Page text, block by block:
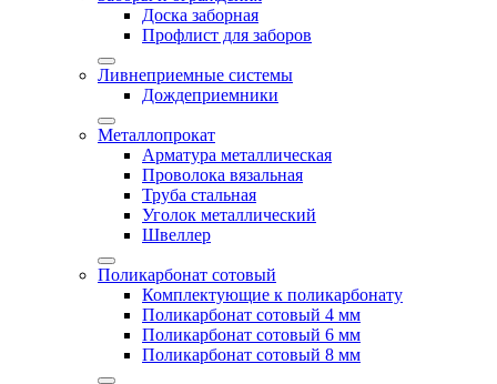
Доска заборная
Профлист для заборов
Ливнеприемные системы
Дождеприемники
Металлопрокат
Арматура металлическая
Проволока вязальная
Труба стальная
Уголок металлический
Швеллер
Поликарбонат сотовый
Комплектующие к поликарбонату
Поликарбонат сотовый 4 мм
Поликарбонат сотовый 6 мм
Поликарбонат сотовый 8 мм